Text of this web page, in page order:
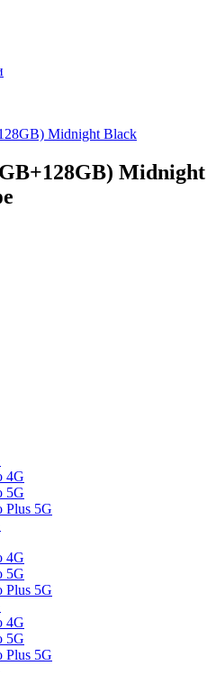
Midnight Black
Midnight
4G
5G
Plus 5G
4G
5G
Plus 5G
4G
5G
Plus 5G